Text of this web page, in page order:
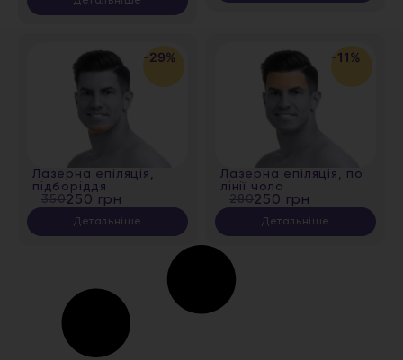
Лазерна епіляція,
підборіддя
350250 грн
Детальніше
-29%
Лазерна епіляція, по
лінії чола
280250 грн
Детальніше
-11%